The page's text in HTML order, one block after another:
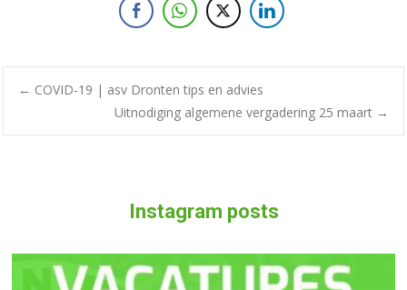
← COVID-19 | asv Dronten tips en advies
Uitnodiging algemene vergadering 25 maart →
Instagram posts